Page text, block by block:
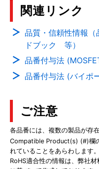
関連リンク
品質・信頼性情報
ドブック 等）
品番付与法
品番付与法 (バイポ
ご注意
各品番には、複数の製品が存
Compatible Product(s) (#)欄
れていることをあらわします。
RoHS適合性の情報は、弊社